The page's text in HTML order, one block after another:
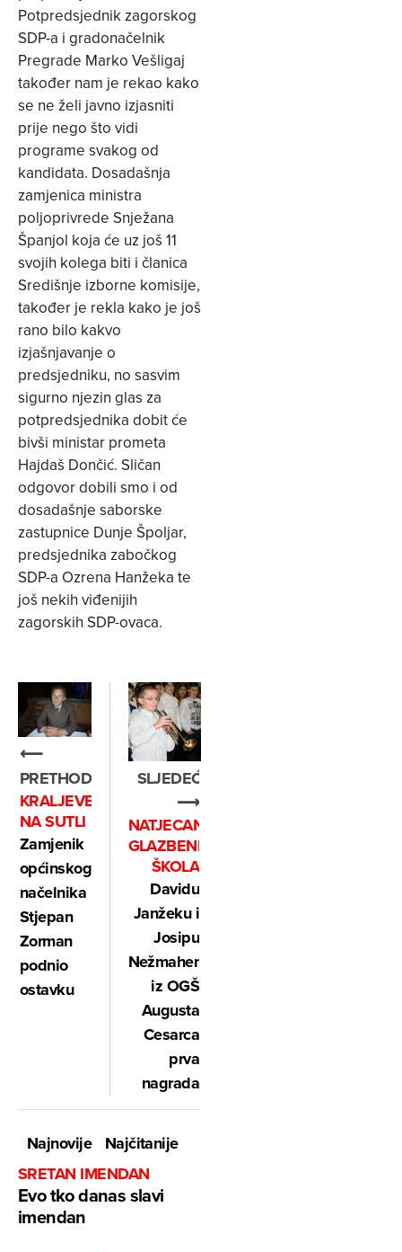
Potpredsjednik zagorskog
SDP-a i gradonačelnik
Pregrade Marko Vešligaj
također nam je rekao kako
se ne želi javno izjasniti
prije nego što vidi
programe svakog od
kandidata. Dosadašnja
zamjenica ministra
poljoprivrede Snježana
Španjol koja će uz još 11
svojih kolega biti i članica
Središnje izborne komisije,
također je rekla kako je još
rano bilo kakvo
izjašnjavanje o
predsjedniku, no sasvim
sigurno njezin glas za
potpredsjednika dobit će
bivši ministar prometa
Hajdaš Dončić. Sličan
odgovor dobili smo i od
dosadašnje saborske
zastupnice Dunje Špoljar,
predsjednika zabočkog
SDP-a Ozrena Hanžeka te
još nekih viđenijih
zagorskih SDP-ovaca.
⟵
PRETHODNO
KRALJEVEC
NA SUTLI
Zamjenik
općinskog
načelnika
Stjepan
Zorman
podnio
ostavku
SLJEDEĆE
⟶
NATJECANJE
GLAZBENIH
ŠKOLA
Davidu
Janžeku i
Josipu
Nežmahenu
iz OGŠ
Augusta
Cesarca
prva
nagrada
Najnovije
Najčitanije
SRETAN IMENDAN
Evo tko danas slavi
imendan